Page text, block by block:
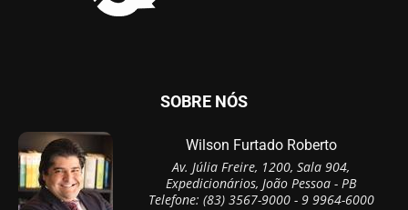
SOBRE NÓS
Wilson Furtado Roberto
Av. Júlia Freire, 1200, Sala 904,
Expedicionários, João Pessoa - PB
Telefone: (83) 3567-9000 - 9 9964-6000